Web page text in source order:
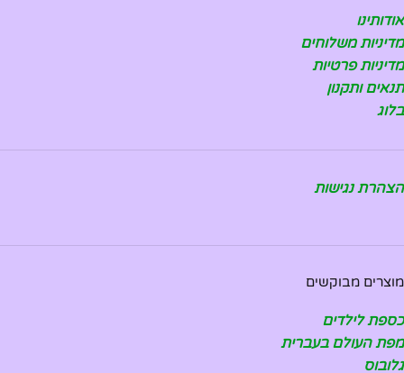
אודותינו
מדיניות משלוחים
מדיניות פרטיות
תנאים ותקנון
בלוג
הצהרת נגישות
מוצרים מבוקשים
כספת לילדים
מפת העולם בעברית
גלובוס